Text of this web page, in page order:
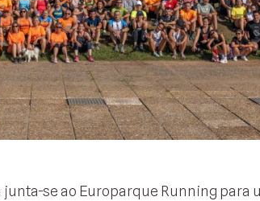
se ao Europarque Running para